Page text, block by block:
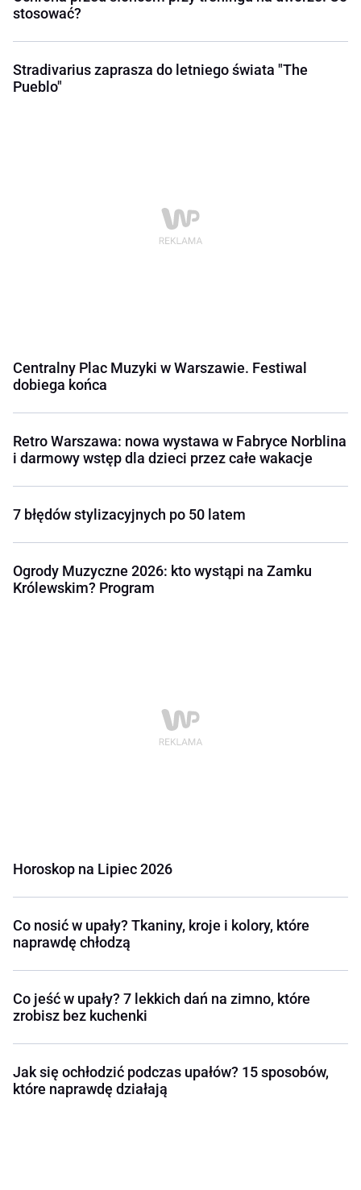
stosować?
Stradivarius zaprasza do letniego świata "The
Pueblo"
Centralny Plac Muzyki w Warszawie. Festiwal
dobiega końca
Retro Warszawa: nowa wystawa w Fabryce Norblina
i darmowy wstęp dla dzieci przez całe wakacje
7 błędów stylizacyjnych po 50 latem
Ogrody Muzyczne 2026: kto wystąpi na Zamku
Królewskim? Program
Horoskop na Lipiec 2026
Co nosić w upały? Tkaniny, kroje i kolory, które
naprawdę chłodzą
Co jeść w upały? 7 lekkich dań na zimno, które
zrobisz bez kuchenki
Jak się ochłodzić podczas upałów? 15 sposobów,
które naprawdę działają